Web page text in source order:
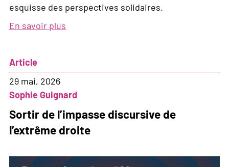
esquisse des perspectives solidaires.
En savoir plus
Article
29 mai, 2026
Sophie Guignard
Sortir de l’impasse discursive de
l’extrême droite